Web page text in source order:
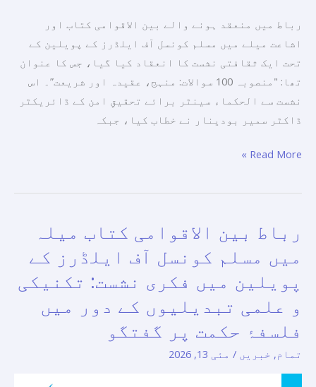
رباط میں منعقد ہونے والے بین الاقوامی کتاب اور
اشاعت میلے میں مسلم کونسل آف ایلڈرز کے پویلین کے
تحت ایک ثقافتی نشست کا انعقاد کیا گیا، جس کا عنوان
تھا: "منصوبہ 100 سوالات: منہج، عقیدہ اور شریعت”۔ اس
نشست سے الحکماء سینٹر برائے تحقیقِ امن کے ڈائریکٹر
ڈاکٹر سمیر بودینار نے خطاب کیا، جبکہ
پر
Read More »
رباط بین الاقوامی کتاب میلہ
میں مسلم کونسل آف ایلڈرز کے
پویلین میں فکری نشست: تکنیکی
و علمی تبدیلیوں کے دور میں
فلسفۂ حکمت پر گفتگو
تمام, خبریں / مئی 13, 2026
بین
الاقوامی
کتاب
میں
مسلم
کونسل